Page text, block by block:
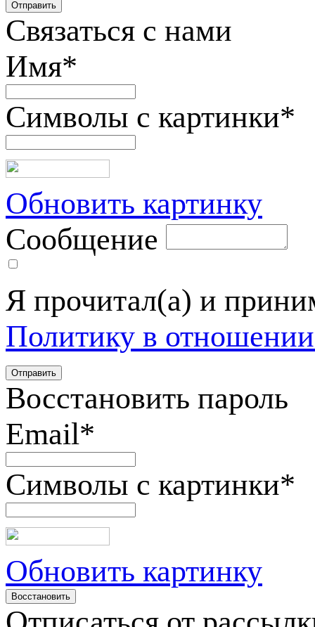
Связаться с нами
Имя*
Символы с картинки*
Обновить картинку
Сообщение
Я прочитал(а) и
Политику в
Восстановить пароль
Email*
Символы с картинки*
Обновить картинку